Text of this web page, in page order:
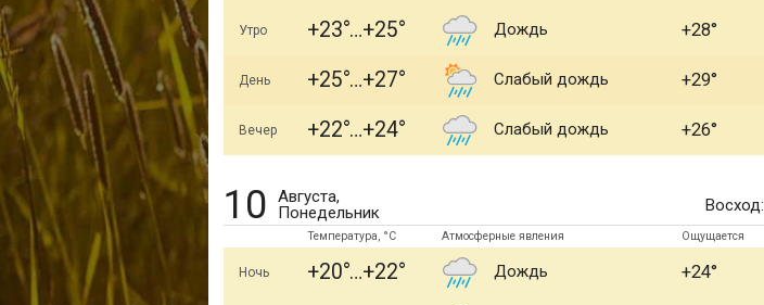
Утро +23 +25 Дождь +28
День +25 +27 Слабый дождь +29
Вечер +22 +24 Слабый дождь +26
10
Августа,
Понедельник
Восход:
Температура, °C Атмосферные явления Ощущается
Ночь +20 +22 Дождь +24